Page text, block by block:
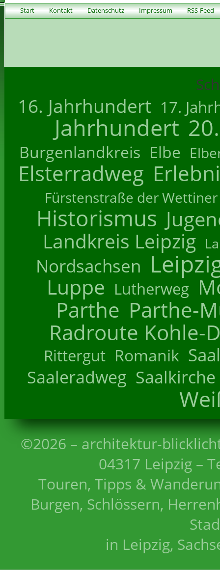
Start Kontakt Datenschutz Impressum RSS-Feed
16. Jahrhundert 17.
Jahrhundert
Burgenlandkreis Elbe
Elsterradweg
Fürstenstraße der Wettiner
Historismus
Landkreis Leipzig
Nordsachsen
Luppe Lutherweg
Parthe Parthe-
Radroute Kohle-
Rittergut Romanik
Saaleradweg Saalkirche
©2026 – architektur-
04317 Leipzig –
Touren, Tipps &
Burgen, Schlössern,
in Leipzig,